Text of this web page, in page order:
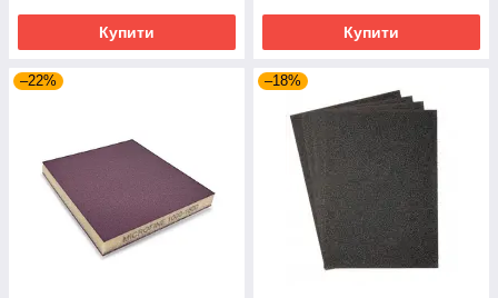
Купити Купити
–22% –18%